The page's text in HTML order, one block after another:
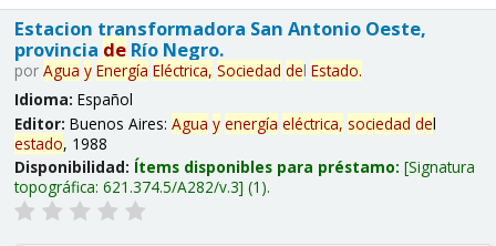
Estacion transformadora San Antonio Oeste,
provincia deRío Negro.
por Agua y Energía Eléctrica, Sociedad del Estado.
Idioma: Español
Editor: Buenos Aires: Agua y energía eléctrica, sociedad del
estado, 1988
Disponibilidad: Ítems disponibles para préstamo: Signatura
topográfica: 621.374.5/A282/v.3 (1).